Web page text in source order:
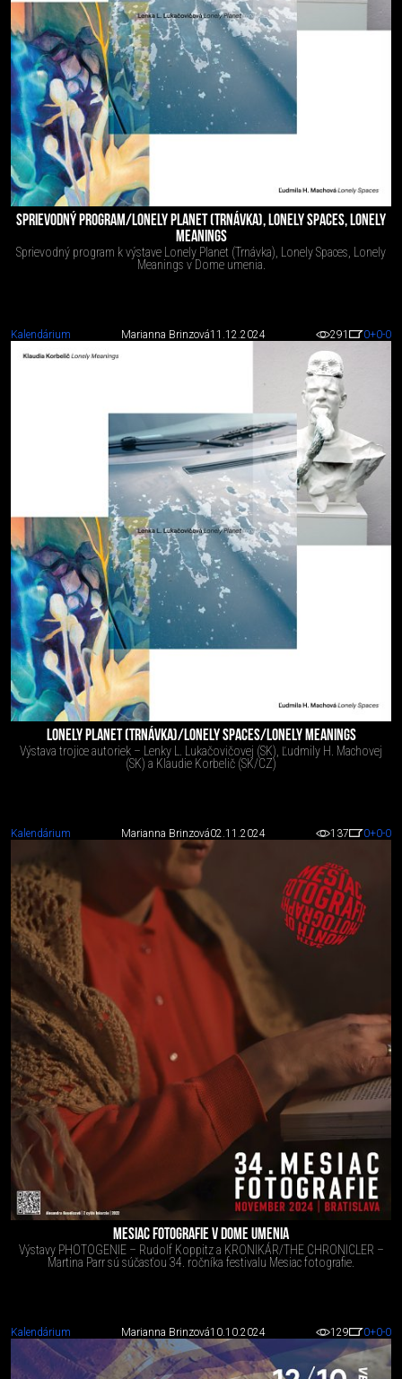
SPRIEVODNÝ PROGRAM/LONELY PLANET (TRNÁVKA), LONELY SPACES, LONELY
MEANINGS
Sprievodný program k výstave Lonely Planet (Trnávka), Lonely Spaces, Lonely
Meanings v Dome umenia.
Kalendárium Marianna Brinzová11.12.2024 291 0+0-0
LONELY PLANET (TRNÁVKA)/LONELY SPACES/LONELY MEANINGS
Výstava trojice autoriek – Lenky L. Lukačovičovej (SK), Ľudmily H. Machovej
(SK) a Klaudie Korbelič (SK/CZ)
Kalendárium Marianna Brinzová02.11.2024 137 0+0-0
MESIAC FOTOGRAFIE V DOME UMENIA
Výstavy PHOTOGENIE – Rudolf Koppitz a KRONIKÁR/THE CHRONICLER –
Martina Parr sú súčasťou 34. ročníka festivalu Mesiac fotografie.
Kalendárium Marianna Brinzová10.10.2024 129 0+0-0